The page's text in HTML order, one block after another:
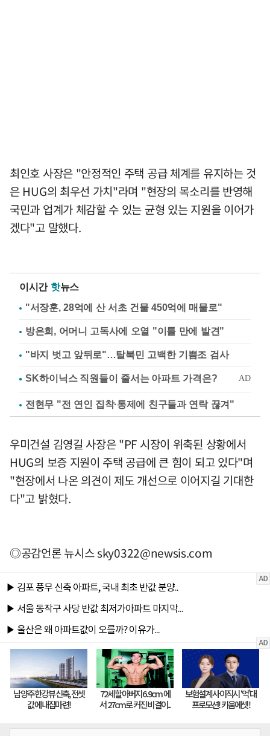
최인호 사장은 "안정적인 주택 공급 체계를 유지하는 것
은 HUG의 최우선 가치"라며 "현장의 목소리를 반영해
국민과 업계가 체감할 수 있는 균형 있는 지원을 이어가
겠다"고 말했다.
이시간 핫뉴스
"서장훈, 28억에 산 서초 건물 450억에 매물로"
방은희, 어머니 고독사에 오열 "이틀 만에 발견"
"바지 벗고 앞뒤로"…탈북민 고백한 기쁨조 검사
전현무 "전 연인 집착·통제에 친구들과 연락 끊겨"
우미건설 김영길 사장은 "PF 시장이 위축된 상황에서
HUG의 보증 지원이 주택 공급에 큰 힘이 되고 있다"며
"현장에서 나온 의견이 제도 개선으로 이어지길 기대한
다"고 밝혔다.
◎공감언론 뉴시스sky0322@newsis.com